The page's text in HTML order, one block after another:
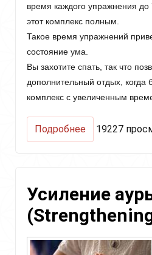
время каждого упражнения до
этот комплекс полным.
Такое время упражнений
состояние ума.
Вы захотите спать, так что
дополнительный отдых, когда
комплекс с увеличенным
Подробнее
Комплекс
(Exercises
Heart
Center)
19227
Усиление